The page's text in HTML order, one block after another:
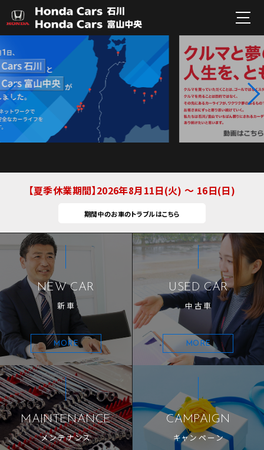
夏季休業期間 2026年8月11日(火) ～ 16日(日)
期間中のお車のトラブルはこちら
NEW CAR
新車
MORE
USED CAR
中古車
MORE
MAINTENANCE
メンテナンス
CAMPAIGN
キャンペーン